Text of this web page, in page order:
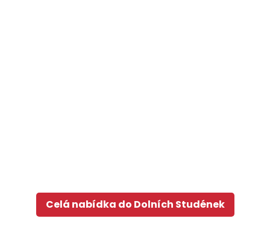
Celá nabídka do Dolních Studének